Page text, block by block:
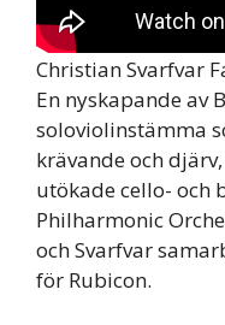
Christian Svarfvar
En nyskapande av
soloviolinstämma
krävande och
utökade cello- och
Philharmonic
och Svarfvar
för Rubicon.